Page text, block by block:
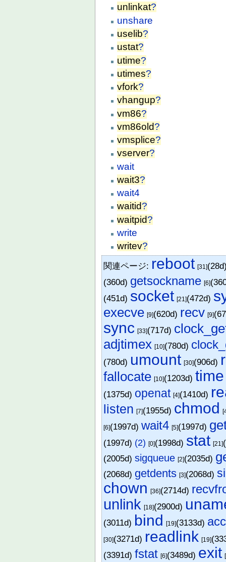
unlinkat?
unshare
uselib?
ustat?
utime?
utimes?
vfork?
vhangup?
vm86?
vm86old?
vmsplice?
vserver?
wait
wait3?
wait4
waitid?
waitpid?
write
writev?
関連ページ: reboot [31]
(360d) getsockname [6]
(451d) socket [21](472d)
execve [9](620d) recv [9]
sync [33](717d)
adjtimex [10](780d)
(780d) umount [30](906d)
fallocate [10](1203d) time
(1375d) openat [4](1410d)
listen [7](1955d) chmod
[6](1997d)wait4 [5](1997d)
(1997d) (2) [0](1998d) stat [21]
(2005d)sigqueue [2](2035d)
(2068d) getdents [3](2068d)
chown [36](2714d)
unlink [18](2900d)
(3011d) bind [19](3133d)
[30](3271d) readlink [19]
(3391d)fstat [6](3489d) exit